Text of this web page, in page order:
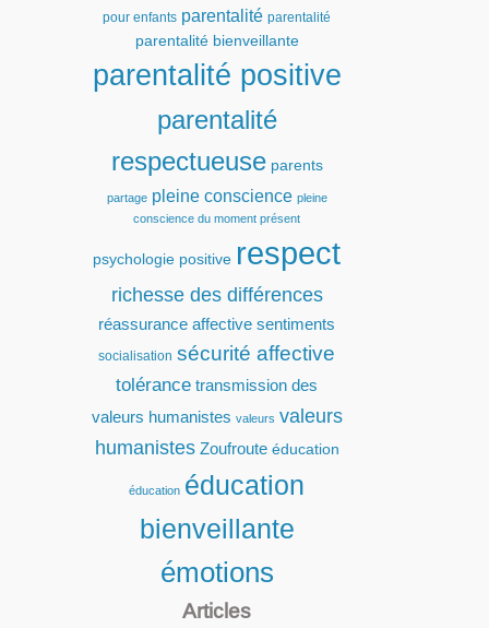
pour enfants parentalité parentalité
parentalité bienveillante
parentalité positive
parentalité
respectueuse parents
partage pleine conscience pleine
conscience du moment présent
psychologie positive respect
richesse des différences
réassurance affective sentiments
socialisation sécurité affective
tolérance transmission des
valeurs humanistes valeurs valeurs
humanistes Zoufroute éducation
éducation éducation
bienveillante
émotions
Articles